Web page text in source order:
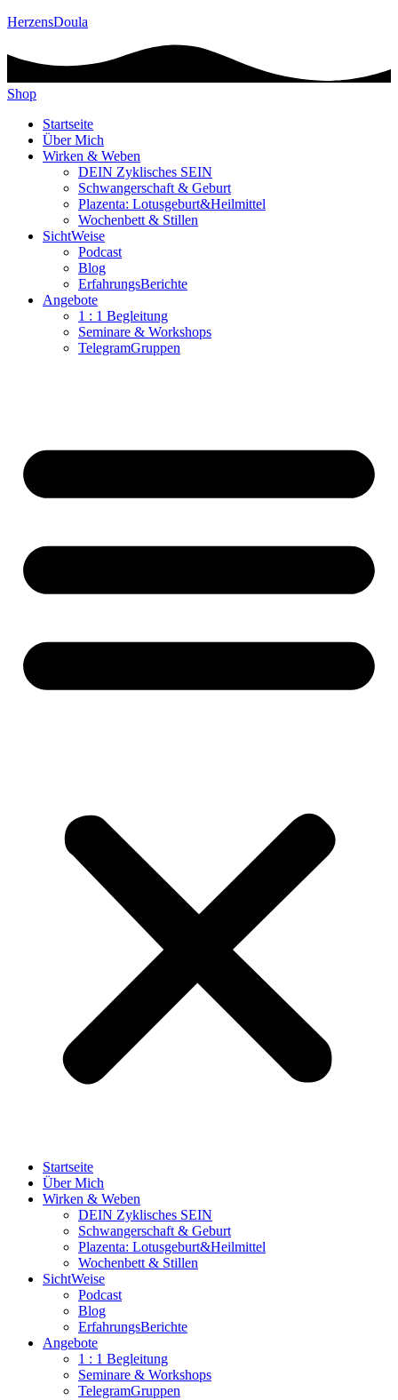
HerzensDoula
Shop
Startseite
Über Mich
Wirken & Weben
DEIN Zyklisches SEIN
Schwangerschaft & Geburt
Plazenta: Lotusgeburt&Heilmittel
Wochenbett & Stillen
SichtWeise
Podcast
Blog
ErfahrungsBerichte
Angebote
1 : 1 Begleitung
Seminare & Workshops
TelegramGruppen
Startseite
Über Mich
Wirken & Weben
DEIN Zyklisches SEIN
Schwangerschaft & Geburt
Plazenta: Lotusgeburt&Heilmittel
Wochenbett & Stillen
SichtWeise
Podcast
Blog
ErfahrungsBerichte
Angebote
1 : 1 Begleitung
Seminare & Workshops
TelegramGruppen